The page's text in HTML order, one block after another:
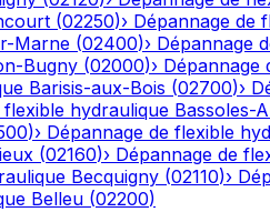
(02250)› Dépannage de
Marne (02400)› Dépannage
Bugny (02000)› Dépannage
Barisis-aux-Bois (02700)›
flexible hydraulique Bassoles-
)› Dépannage de flexible
(02160)› Dépannage de
Becquigny (02110)›
Belleu (02200)